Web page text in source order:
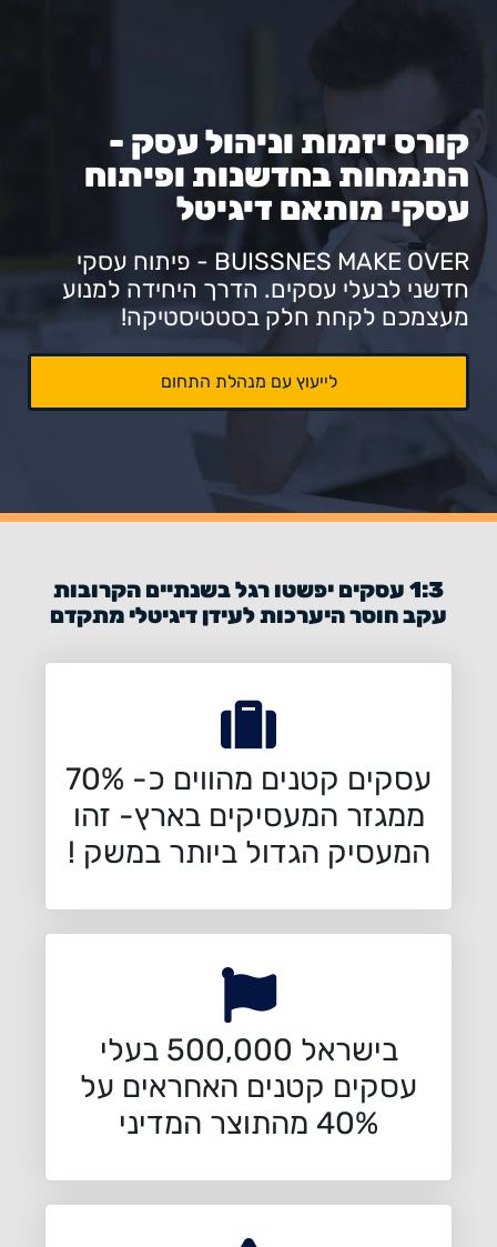
קורס יזמות וניהול עסק -
התמחות בחדשנות ופיתוח
עסקי מותאם דיגיטל
BUISSNES MAKE OVER - פיתוח עסקי
חדשני לבעלי עסקים. הדרך היחידה למנוע
מעצמכם לקחת חלק בסטטיסטיקה!
לייעוץ עם מנהלת התחום
1:3 עסקים יפשטו רגל בשנתיים הקרובות
עקב חוסר היערכות לעידן דיגיטלי מתקדם
עסקים קטנים מהווים כ- 70%
ממגזר המעסיקים בארץ- זהו
המעסיק הגדול ביותר במשק !
בישראל 500,000 בעלי
עסקים קטנים האחראים על
40% מהתוצר המדיני